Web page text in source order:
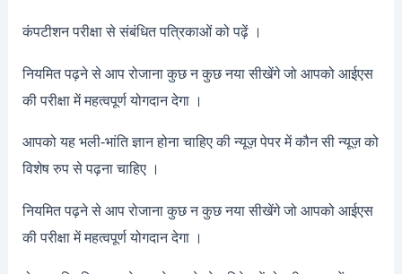
कंपटीशन परीक्षा से संबंधित पत्रिकाओं को पढ़ें ।
नियमित पढ़ने से आप रोजाना कुछ न कुछ नया सीखेंगे जो आपको आईएस
की परीक्षा में महत्वपूर्ण योगदान देगा ।
आपको यह भली-भांति ज्ञान होना चाहिए की न्यूज़ पेपर में कौन सी न्यूज़ को
विशेष रुप से पढ़ना चाहिए ।
नियमित पढ़ने से आप रोजाना कुछ न कुछ नया सीखेंगे जो आपको आईएस
की परीक्षा में महत्वपूर्ण योगदान देगा ।